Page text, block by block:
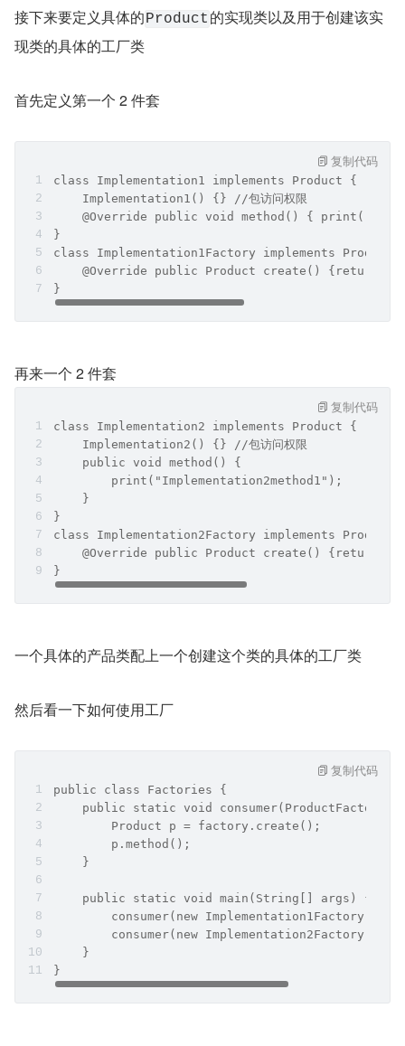
接下来要定义具体的Product 的实现类以及用于创建该实
现类的具体的工厂类
首先定义第一个 2 件套
class Implementation1 implements Product {
    Implementation1() {} //包访问权限
@Override public void method() {
}
class Implementation1Factory implements
@Override public Product create() {return
}
复制代码
再来一个 2 件套
class Implementation2 implements Product {
    Implementation2() {} //包访问权限
    public void method() {
        print("Implementation2method1");
    }
}
class Implementation2Factory implements
@Override public Product create() {return
}
复制代码
一个具体的产品类配上一个创建这个类的具体的工厂类
然后看一下如何使用工厂
public class Factories {
public static void consumer(ProductFactory
        Product p = factory.create();
        p.method();
    }
    public static void main(String[] args) {
        consumer(new Implementation1Factory());
        consumer(new Implementation2Factory());
    }
}
复制代码